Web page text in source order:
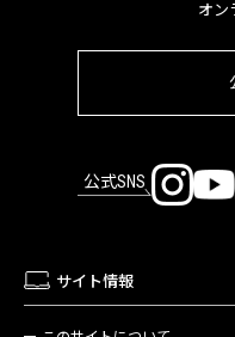
オン
公式SNS
サイト情報